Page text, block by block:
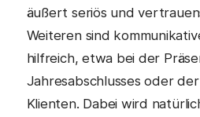
äußert seriös und
Weiteren sind
hilfreich, etwa bei der
Jahresabschlusses oder
Klienten. Dabei wird